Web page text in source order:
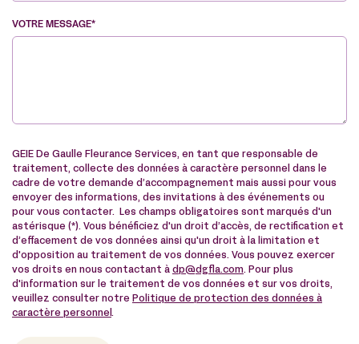
VOTRE MESSAGE*
GEIE De Gaulle Fleurance Services, en tant que responsable de
traitement, collecte des données à caractère personnel dans le
cadre de votre demande d’accompagnement mais aussi pour vous
envoyer des informations, des invitations à des événements ou
pour vous contacter. Les champs obligatoires sont marqués d'un
astérisque (*). Vous bénéficiez d'un droit d’accès, de rectification et
d’effacement de vos données ainsi qu'un droit à la limitation et
d'opposition au traitement de vos données. Vous pouvez exercer
vos droits en nous contactant à dp@dgfla.com. Pour plus
d'information sur le traitement de vos données et sur vos droits,
veuillez consulter notre Politique de protection des données à
caractère personnel .